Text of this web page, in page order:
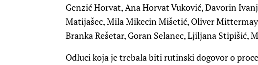
Genzić Horvat, Ana Horvat Vuković, Davorin
Matijašec, Mila Mikecin Mišetić, Oliver
Branka Rešetar, Goran Selanec, Ljiljana Stipišić,
Odluci koja je trebala biti rutinski dogovor o